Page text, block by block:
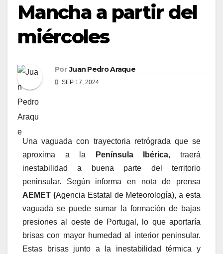
Mancha a partir del
miércoles
Por Juan Pedro Araque
SEP 17, 2024
Una vaguada con trayectoria retrógrada que se
aproxima a la
Península Ibérica, traerá
inestabilidad a buena parte del territorio
peninsular. Según informa en nota de prensa
AEMET (Agencia Estatal de Meteorología), a esta
vaguada se puede sumar la formación de bajas
presiones al oeste de Portugal, lo que aportaría
brisas con mayor humedad al interior peninsular.
Estas brisas junto a la inestabilidad térmica y